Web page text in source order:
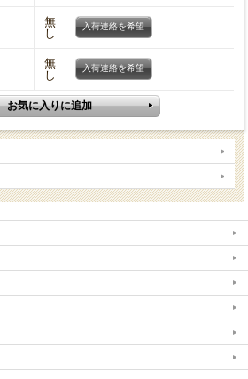
無
し
入荷連絡を希望
無
し
入荷連絡を希望